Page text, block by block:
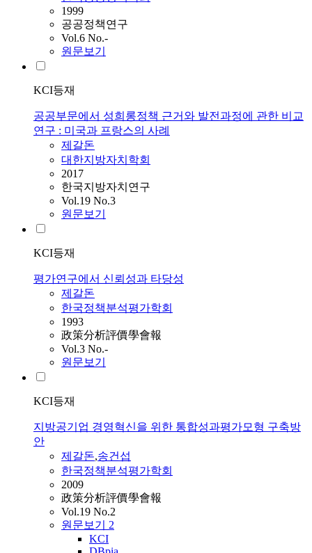
1999
공공정책연구
Vol.6 No.-
원문보기
KCI등재
공공부문에서 성희롱정책 근거와 발전과정에 관한 비교
연구 : 미국과 프랑스의 사례
제갈돈
대한지방자치학회
2017
한국지방자치연구
Vol.19 No.3
원문보기
KCI등재
평가연구에서 신뢰성과 타당성
제갈돈
한국정책분석평가학회
1993
政策分析評價學會報
Vol.3 No.-
원문보기
KCI등재
지방공기업 경영혁신을 위한 통합성과평가모형 구축방
안
제갈돈,송건섭
한국정책분석평가학회
2009
政策分析評價學會報
Vol.19 No.2
원문보기 2
KCI